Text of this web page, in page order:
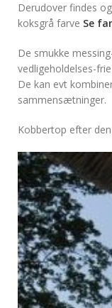
Derudover findes
koksgrå farve Se
De smukke
vedligeholdelses-
De kan evt
sammensætninger.
Kobbertop efter